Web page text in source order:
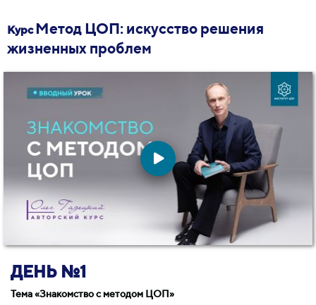
Курс Метод ЦОП: искусство решения
жизненных проблем
ДЕНЬ №1
Тема «Знакомство с методом ЦОП»